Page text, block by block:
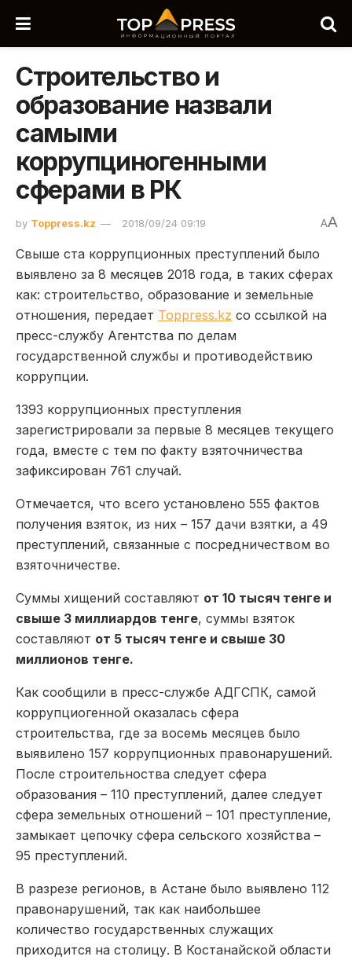
Строительство и
образование назвали
самыми
коррупциногенными
сферами в РК
by Toppress.kz 2018/09/24 09:19 AA
Свыше ста коррупционных преступлений было
выявлено за 8 месяцев 2018 года, в таких сферах
как: строительство, образование и земельные
отношения, передает Toppress.kz со ссылкой на
пресс-службу Агентства по делам
государственной службы и противодействию
коррупции.
1393 коррупционных преступления
зарегистрировали за первые 8 месяцев текущего
года, вместе с тем по факту взяточничества
зафиксирован 761 случай.
Отмечается, что всего установлено 555 фактов
получения взяток, из них – 157 дачи взятки, а 49
преступлений, связанные с посредничеством во
взяточничестве.
Суммы хищений составляют от 10 тысяч тенге и
свыше 3 миллиардов тенге, суммы взяток
составляют от 5 тысяч тенге и свыше 30
миллионов тенге.
Как сообщили в пресс-службе АДГСПК, самой
коррупциогенной оказалась сфера
строительства, где за восемь месяцев было
выявилено 157 коррупционных правонарушений.
После строительноства следует сфера
образования – 110 преступлений, далее следует
сфера земельных отношений – 101 преступление,
замыкает цепочку сфера сельского хозяйства –
95 преступлений.
В разрезе регионов, в Астане было выявлено 112
правонарушений, так как наибольшее
количество государственных служащих
приходится на столицу. В Костанайской области